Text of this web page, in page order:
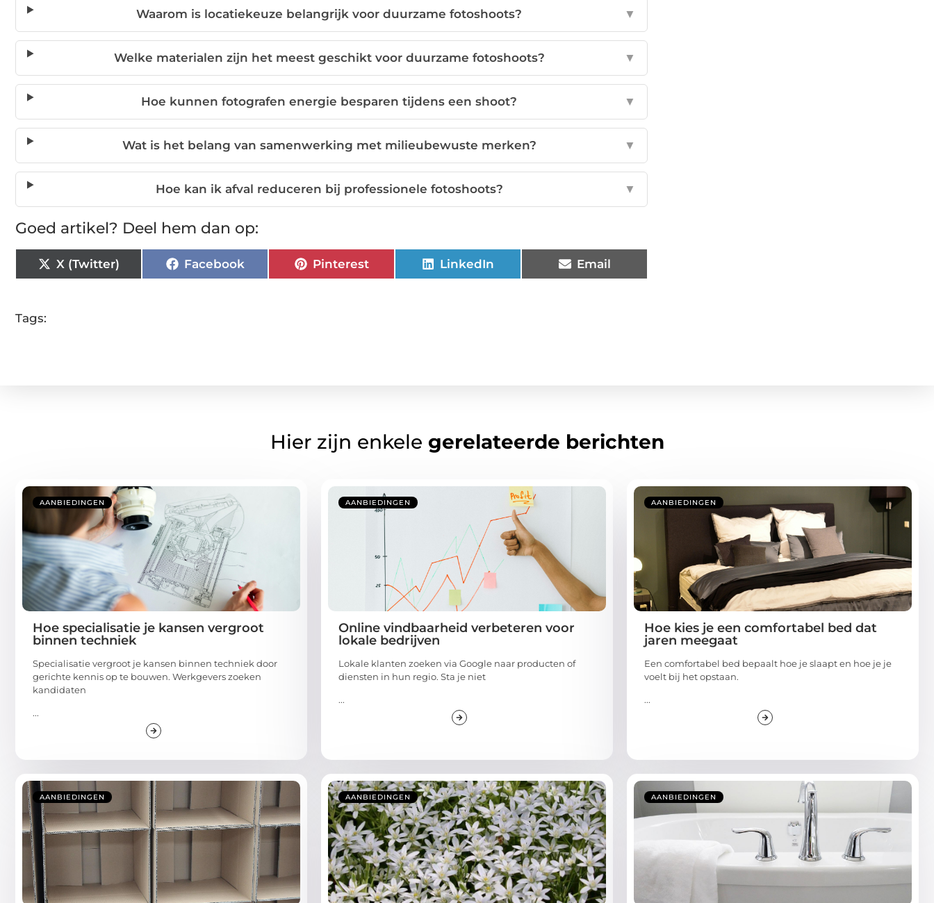
Waarom is locatiekeuze belangrijk voor duurzame fotoshoots? ▼
Welke materialen zijn het meest geschikt voor duurzame fotoshoots? ▼
Hoe kunnen fotografen energie besparen tijdens een shoot? ▼
Wat is het belang van samenwerking met milieubewuste merken? ▼
Hoe kan ik afval reduceren bij professionele fotoshoots? ▼
Goed artikel? Deel hem dan op:
X (Twitter) Facebook Pinterest LinkedIn Email
Tags:
Hier zijn enkele gerelateerde berichten
AANBIEDINGEN
Hoe specialisatie je kansen vergroot
binnen techniek
Specialisatie vergroot je kansen binnen techniek door
gerichte kennis op te bouwen. Werkgevers zoeken
kandidaten
...
AANBIEDINGEN
Online vindbaarheid verbeteren voor
lokale bedrijven
Lokale klanten zoeken via Google naar producten of
diensten in hun regio. Sta je niet
...
AANBIEDINGEN
Hoe kies je een comfortabel bed dat
jaren meegaat
Een comfortabel bed bepaalt hoe je slaapt en hoe je je
voelt bij het opstaan.
...
AANBIEDINGEN AANBIEDINGEN AANBIEDINGEN